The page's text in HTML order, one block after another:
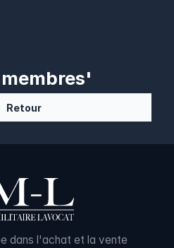
Retour
dans l'achat et la vente